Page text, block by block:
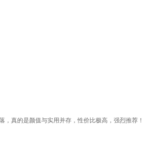
真的是颜值与实用并存，性价比极高，强烈推荐！